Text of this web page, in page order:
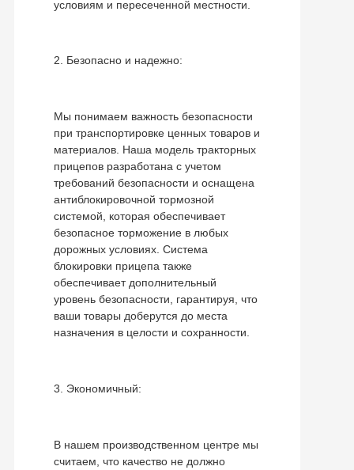
условиям и пересеченной местности.
2. Безопасно и надежно:
Мы понимаем важность безопасности
при транспортировке ценных товаров и
материалов. Наша модель тракторных
прицепов разработана с учетом
требований безопасности и оснащена
антиблокировочной тормозной
системой, которая обеспечивает
безопасное торможение в любых
дорожных условиях. Система
блокировки прицепа также
обеспечивает дополнительный
уровень безопасности, гарантируя, что
ваши товары доберутся до места
назначения в целости и сохранности.
3. Экономичный:
В нашем производственном центре мы
считаем, что качество не должно